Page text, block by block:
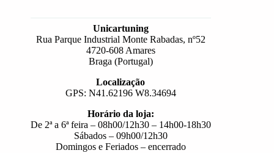
Unicartuning
Rua Parque Industrial Monte Rabadas, nº52
4720-608 Amares
Braga (Portugal)
Localização
GPS: N41.62196 W8.34694
Horário da loja:
De 2ª a 6ª feira – 08h00/12h30 – 14h00-18h30
Sábados – 09h00/12h30
Domingos e Feriados – encerrado